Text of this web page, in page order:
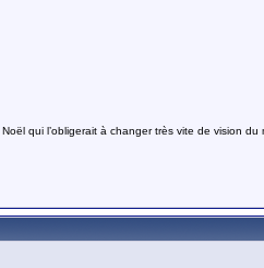
qui l’obligerait à changer très vite de vision du